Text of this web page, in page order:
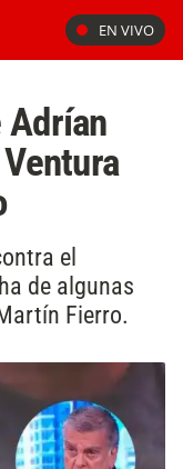
EN VIVO
Adrían
el
de algunas
Fierro.